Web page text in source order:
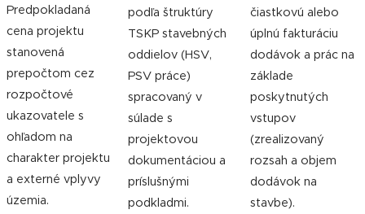
Predpokladaná
cena projektu
stanovená
prepočtom cez
rozpočtové
ukazovatele s
ohľadom na
charakter projektu
a externé vplyvy
územia.
podľa štruktúry
TSKP stavebných
oddielov (HSV,
PSV práce)
spracovaný v
súlade s
projektovou
dokumentáciou a
príslušnými
podkladmi.
čiastkovú alebo
úplnú fakturáciu
dodávok a prác na
základe
poskytnutých
vstupov
(zrealizovaný
rozsah a objem
dodávok na
stavbe).